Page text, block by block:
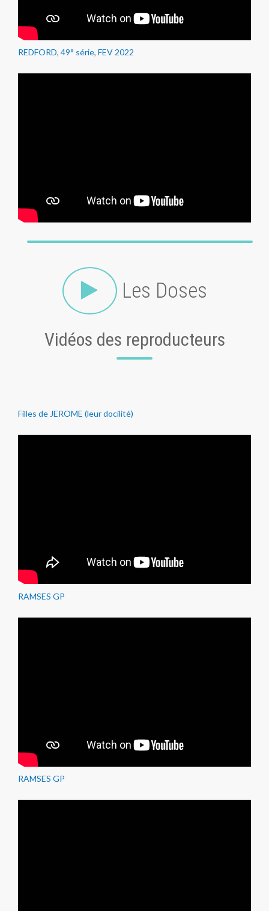
REDFORD, 49° série, FEV 2022
Les Doses
Vidéos des reproducteurs
Filles de JEROME (leur docilité)
RAMSES GP
RAMSES GP